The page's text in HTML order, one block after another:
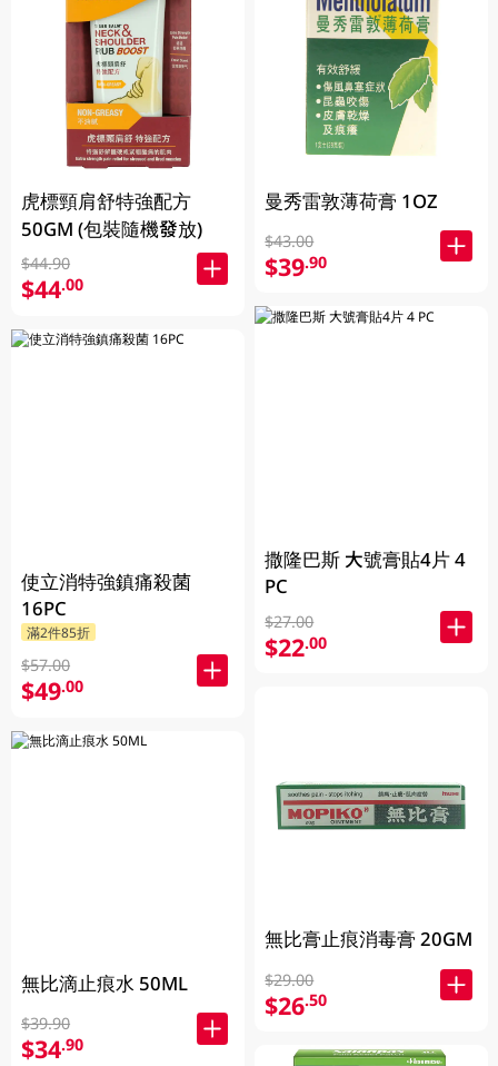
虎標頸肩舒特強配方
50GM (包裝隨機發放)
$44.90
$44.00
使立消特強鎮痛殺菌
16PC
滿2件85折
$57.00
$49.00
無比滴止痕水 50ML
$39.90
$34.90
曼秀雷敦薄荷膏 1OZ
$43.00
$39.90
撒隆巴斯 大號膏貼4片 4
PC
$27.00
$22.00
無比膏止痕消毒膏 20GM
$29.00
$26.50